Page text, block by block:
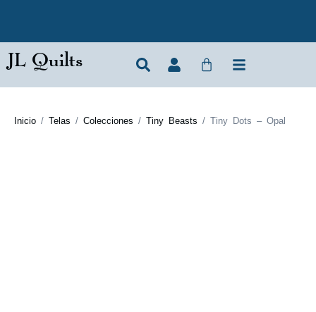
JL Quilts
Inicio / Telas / Colecciones / Tiny Beasts / Tiny Dots – Opal